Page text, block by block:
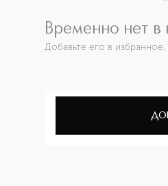
Временно нет в
Добавьте его в